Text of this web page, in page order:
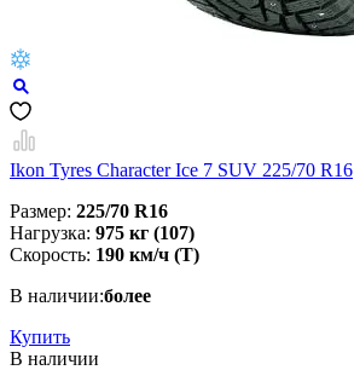
Ikon Tyres Character Ice 7 SUV 225/70 R16
Размер: 225/70 R16
Нагрузка: 975 кг (107)
Скорость: 190 км/ч (T)
В наличии:более
Купить
В наличии